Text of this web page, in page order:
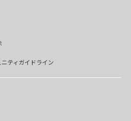
ティガイドライン